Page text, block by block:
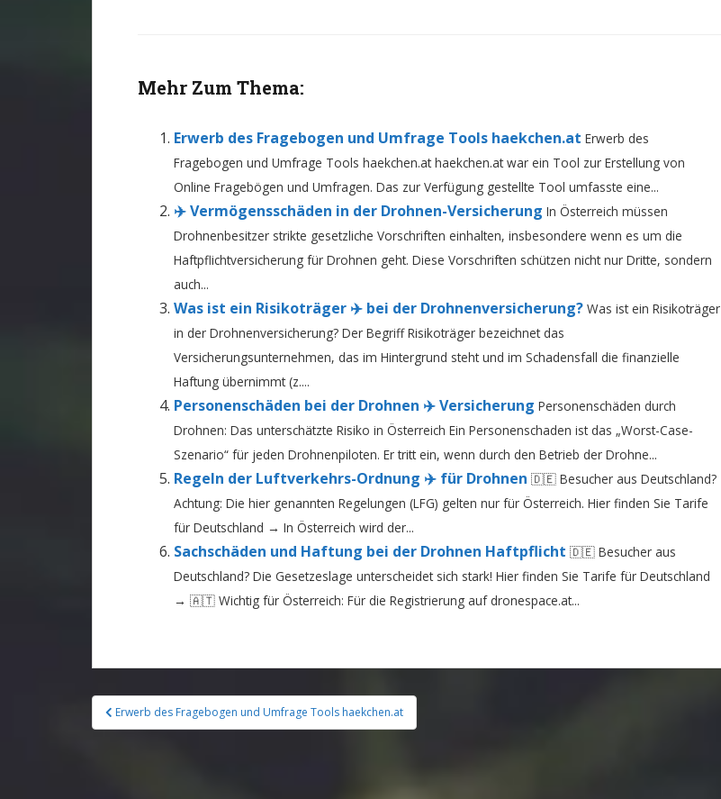
Mehr Zum Thema:
Erwerb des Fragebogen und Umfrage Tools haekchen.at Erwerb des
Fragebogen und Umfrage Tools haekchen.at haekchen.at war ein Tool zur Erstellung von
Online Fragebögen und Umfragen. Das zur Verfügung gestellte Tool umfasste eine...
✈️ Vermögensschäden in der Drohnen-Versicherung In Österreich müssen
Drohnenbesitzer strikte gesetzliche Vorschriften einhalten, insbesondere wenn es um die
Haftpflichtversicherung für Drohnen geht. Diese Vorschriften schützen nicht nur Dritte, sondern
auch...
Was ist ein Risikoträger ✈️ bei der Drohnenversicherung? Was ist ein Risikoträger
in der Drohnenversicherung? Der Begriff Risikoträger bezeichnet das
Versicherungsunternehmen, das im Hintergrund steht und im Schadensfall die finanzielle
Haftung übernimmt (z....
Personenschäden bei der Drohnen ✈️ Versicherung Personenschäden durch
Drohnen: Das unterschätzte Risiko in Österreich Ein Personenschaden ist das „Worst-Case-
Szenario“ für jeden Drohnenpiloten. Er tritt ein, wenn durch den Betrieb der Drohne...
Regeln der Luftverkehrs-Ordnung ✈️ für Drohnen 🇩🇪 Besucher aus Deutschland?
Achtung: Die hier genannten Regelungen (LFG) gelten nur für Österreich. Hier finden Sie Tarife
für Deutschland → In Österreich wird der...
Sachschäden und Haftung bei der Drohnen Haftpflicht 🇩🇪 Besucher aus
Deutschland? Die Gesetzeslage unterscheidet sich stark! Hier finden Sie Tarife für Deutschland
→ 🇦🇹 Wichtig für Österreich: Für die Registrierung auf dronespace.at...
Beitragsnavigation
Erwerb des Fragebogen und Umfrage Tools haekchen.at